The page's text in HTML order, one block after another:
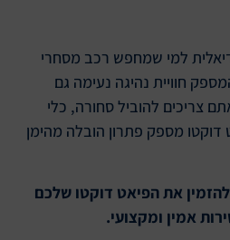
למי שמחפש רכב מסחרי
חוויית נהיגה נעימה גם
צריכים להוביל סחורה, כלי
דוקטו מספק פתרון הובלה מהימן
את הפיאט דוקטו שלכם
אמין ומקצועי.